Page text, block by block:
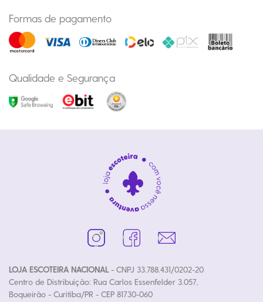
Formas de pagamento
Qualidade e Segurança
LOJA ESCOTEIRA NACIONAL- CNPJ 33.788.431/0202-20
Centro de Distribuição: Rua Carlos Essenfelder 3.057,
Boqueirão - Curitiba/PR - CEP 81730-060